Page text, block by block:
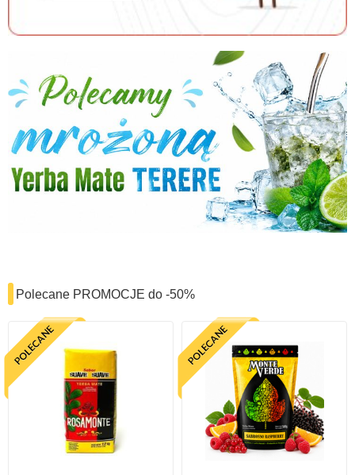
Polecane PROMOCJE do -50%